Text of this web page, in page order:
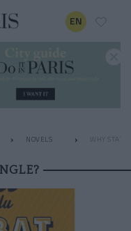
EN
NOVELS WHY STAY